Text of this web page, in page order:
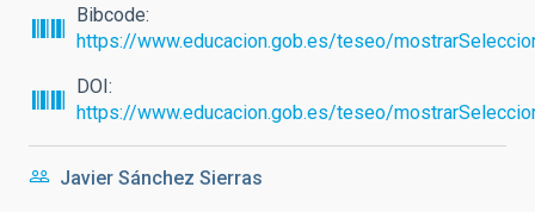
Bibcode
https://www.educacion.gob.es/teseo/
DOI
https://www.educacion.gob.es/teseo/
Javier Sánchez Sierras